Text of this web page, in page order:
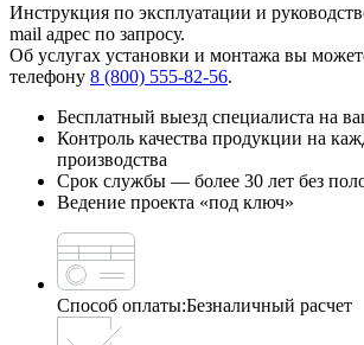
Инструкция по эксплуатации и
mail адрес по запросу.
Об услугах установки и монтажа вы
телефону 8 (800) 555-82-56.
Бесплатный выезд специалиста на
Контроль качества продукции на
производства
Срок службы — более 30 лет без
Ведение проекта «под ключ»
Способ оплаты:Безналичный расчет